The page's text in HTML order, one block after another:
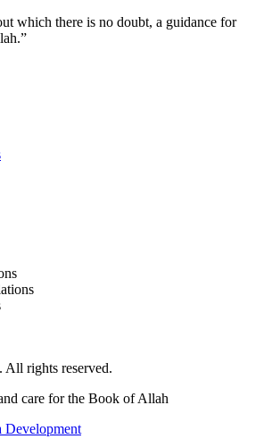
which there is no doubt, a guidance for
”
rights reserved.
care for the Book of Allah
Development